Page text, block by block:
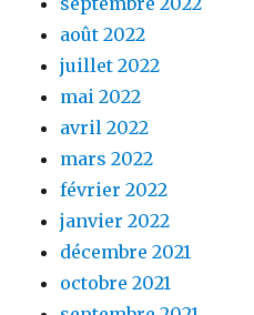
août 2022
juillet 2022
mai 2022
avril 2022
mars 2022
février 2022
janvier 2022
décembre 2021
octobre 2021